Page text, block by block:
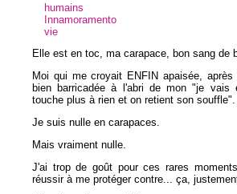
humains
Innamoramento
vie
Elle est en toc, ma carapace, bon sang de
Moi qui me croyait ENFIN apaisée,
bien barricadée à l'abri de mon "je vais
touche plus à rien et on retient son souffle".
Je suis nulle en carapaces.
Mais vraiment nulle.
J'ai trop de goût pour ces rares
réussir à me protéger contre... ça,